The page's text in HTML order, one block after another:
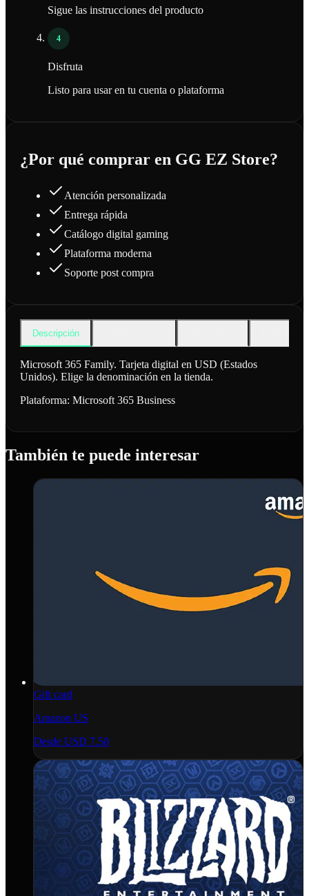
Sigue las instrucciones del producto
4
Disfruta
Listo para usar en tu cuenta o plataforma
¿Por qué comprar en GG EZ Store?
Atención personalizada
Entrega rápida
Catálogo digital gaming
Plataforma moderna
Soporte post compra
Descripción
Microsoft 365 Family. Tarjeta digital en USD (Estados
Unidos). Elige la denominación en la tienda.
Plataforma: Microsoft 365 Business
También te puede interesar
Gift card
Amazon US
Desde USD 7.50